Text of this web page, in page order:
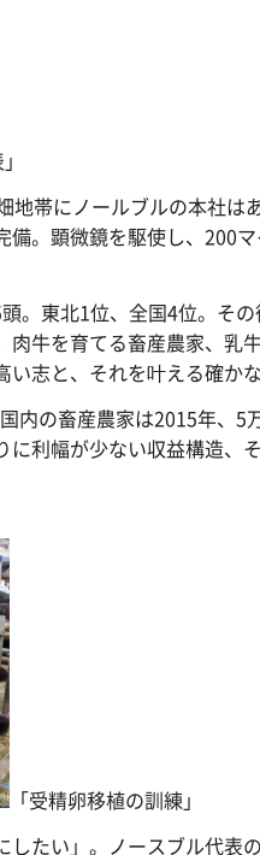
帯にノールブルの本社は
。顕微鏡を駆使し、200
。東北1位、全国4位。そ
牛を育てる畜産農家、乳
志と、それを叶える確か
内の畜産農家は2015年、5
利幅が少ない収益構造、
「受精卵移植の訓練」
たい」。ノースブル代表